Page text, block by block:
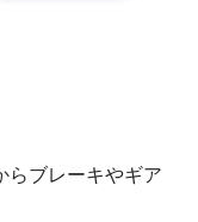
らブレーキやギア